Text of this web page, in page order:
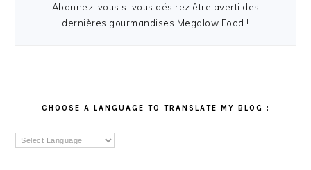
Abonnez-vous si vous désirez être averti des
dernières gourmandises Megalow Food !
CHOOSE A LANGUAGE TO TRANSLATE MY BLOG :